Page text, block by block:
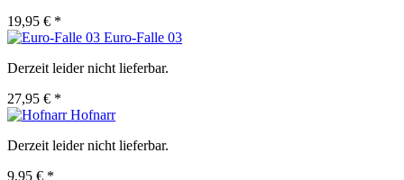
19,95 € *
Euro-Falle 03
Derzeit leider nicht lieferbar.
27,95 € *
Hofnarr
Derzeit leider nicht lieferbar.
9,95 € *